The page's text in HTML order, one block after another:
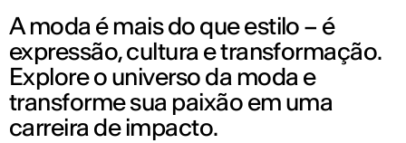
A moda é mais do que estilo – é
expressão, cultura e transformação.
Explore o universo da moda e
transforme sua paixão em uma
carreira de impacto.